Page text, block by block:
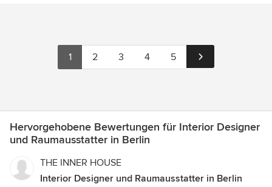
1 2 3 4 5
Hervorgehobene Bewertungen für Interior Designer
und Raumausstatter in Berlin
THE INNER HOUSE
Interior Designer und Raumausstatter in Berlin